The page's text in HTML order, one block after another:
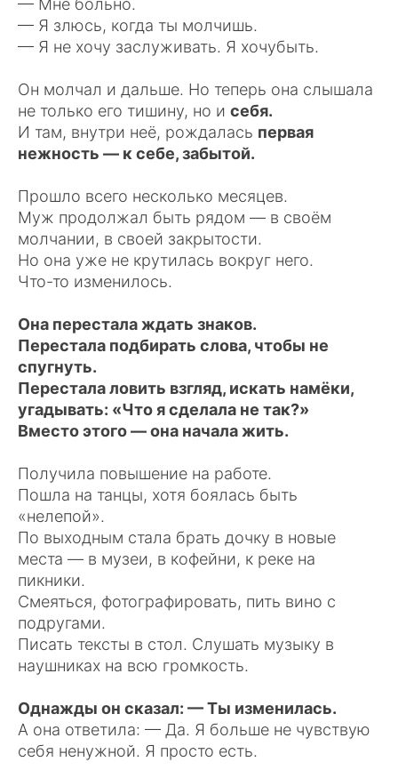
— Я злюсь, когда ты молчишь.
— Я не хочу заслуживать. Я хочубыть.
Он молчал и дальше. Но теперь она слышала
не только его тишину, но и себя.
И там, внутри неё, рождалась первая
нежность — к себе, забытой.
Прошло всего несколько месяцев.
Муж продолжал быть рядом — в своём
молчании, в своей закрытости.
Но она уже не крутилась вокруг него.
Что-то изменилось.
Она перестала ждать знаков.
Перестала подбирать слова, чтобы не
спугнуть.
Перестала ловить взгляд, искать намёки,
угадывать: «Что я сделала не так?»
Вместо этого — она начала жить.
Получила повышение на работе.
Пошла на танцы, хотя боялась быть
«нелепой».
По выходным стала брать дочку в новые
места — в музеи, в кофейни, к реке на
пикники.
Смеяться, фотографировать, пить вино с
подругами.
Писать тексты в стол. Слушать музыку в
наушниках на всю громкость.
Однажды он сказал: — Ты изменилась.
А она ответила: — Да. Я больше не чувствую
себя ненужной. Я просто есть.